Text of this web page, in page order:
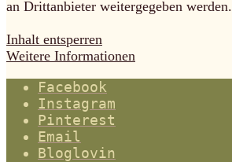
an Drittanbieter weitergegeben werden.
Inhalt entsperren
Weitere Informationen
Facebook
Instagram
Pinterest
Email
Bloglovin